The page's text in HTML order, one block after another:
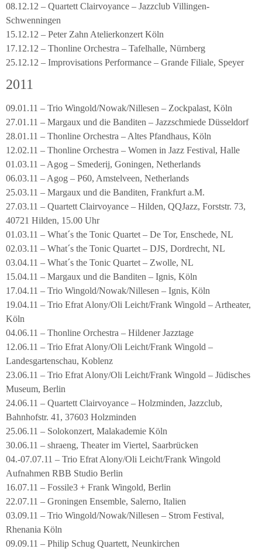
08.12.12 – Quartett Clairvoyance – Jazzclub Villingen-
Schwenningen
15.12.12 – Peter Zahn Atelierkonzert Köln
17.12.12 – Thonline Orchestra – Tafelhalle, Nürnberg
25.12.12 – Improvisations Performance – Grande Filiale, Speyer
2011
09.01.11 – Trio Wingold/Nowak/Nillesen – Zockpalast, Köln
27.01.11 – Margaux und die Banditen – Jazzschmiede Düsseldorf
28.01.11 – Thonline Orchestra – Altes Pfandhaus, Köln
12.02.11 – Thonline Orchestra – Women in Jazz Festival, Halle
01.03.11 – Agog – Smederij, Goningen, Netherlands
06.03.11 – Agog – P60, Amstelveen, Netherlands
25.03.11 – Margaux und die Banditen, Frankfurt a.M.
27.03.11 – Quartett Clairvoyance – Hilden, QQJazz, Forststr. 73,
40721 Hilden, 15.00 Uhr
01.03.11 – What´s the Tonic Quartet – De Tor, Enschede, NL
02.03.11 – What´s the Tonic Quartet – DJS, Dordrecht, NL
03.04.11 – What´s the Tonic Quartet – Zwolle, NL
15.04.11 – Margaux und die Banditen – Ignis, Köln
17.04.11 – Trio Wingold/Nowak/Nillesen – Ignis, Köln
19.04.11 – Trio Efrat Alony/Oli Leicht/Frank Wingold – Artheater,
Köln
04.06.11 – Thonline Orchestra – Hildener Jazztage
12.06.11 – Trio Efrat Alony/Oli Leicht/Frank Wingold –
Landesgartenschau, Koblenz
23.06.11 – Trio Efrat Alony/Oli Leicht/Frank Wingold – Jüdisches
Museum, Berlin
24.06.11 – Quartett Clairvoyance – Holzminden, Jazzclub,
Bahnhofstr. 41, 37603 Holzminden
25.06.11 – Solokonzert, Malakademie Köln
30.06.11 – shraeng, Theater im Viertel, Saarbrücken
04.-07.07.11 – Trio Efrat Alony/Oli Leicht/Frank Wingold
Aufnahmen RBB Studio Berlin
16.07.11 – Fossile3 + Frank Wingold, Berlin
22.07.11 – Groningen Ensemble, Salerno, Italien
03.09.11 – Trio Wingold/Nowak/Nillesen – Strom Festival,
Rhenania Köln
09.09.11 – Philip Schug Quartett, Neunkirchen